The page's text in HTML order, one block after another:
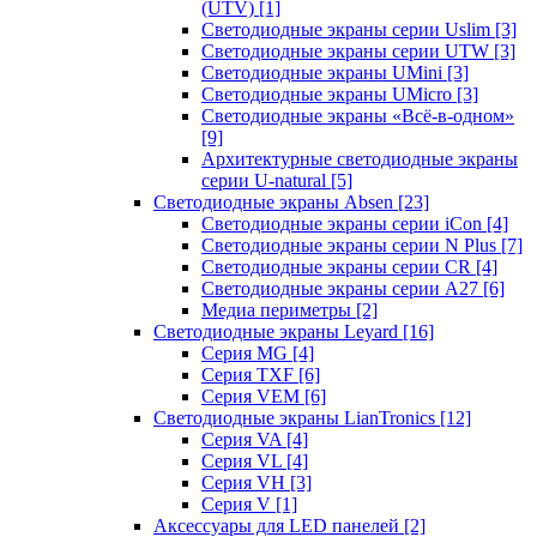
(UTV) [1]
Светодиодные экраны серии Uslim [3]
Светодиодные экраны серии UTW [3]
Светодиодные экраны UMini [3]
Светодиодные экраны UMicro [3]
Светодиодные экраны «Всё-в-одном»
[9]
Архитектурные светодиодные экраны
серии U-natural [5]
Светодиодные экраны Absen [23]
Светодиодные экраны серии iCon [4]
Светодиодные экраны серии N Plus [7]
Светодиодные экраны серии CR [4]
Светодиодные экраны серии А27 [6]
Медиа периметры [2]
Светодиодные экраны Leyard [16]
Серия MG [4]
Серия TXF [6]
Серия VEM [6]
Светодиодные экраны LianTronics [12]
Серия VA [4]
Серия VL [4]
Серия VH [3]
Серия V [1]
Аксессуары для LED панелей [2]